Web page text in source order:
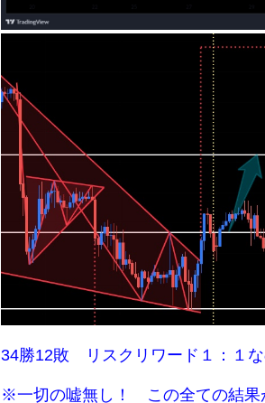
34勝12敗 リスクリワード１：１な
※一切の嘘無し！ この全ての結果